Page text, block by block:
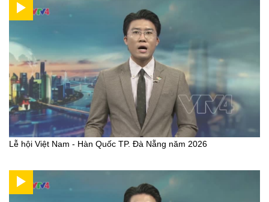
Lễ hội Việt Nam - Hàn Quốc TP. Đà Nẵng năm 2026